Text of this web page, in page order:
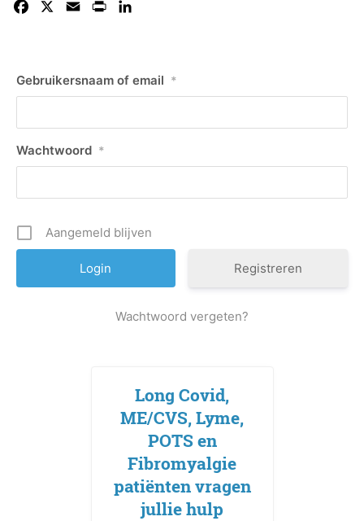
Facebook Email Print
Gebruikersnaam of email *
Wachtwoord *
Aangemeld blijven
Registreren
Wachtwoord vergeten?
Long Covid,
ME/CVS, Lyme,
POTS en
Fibromyalgie
patiënten vragen
jullie hulp